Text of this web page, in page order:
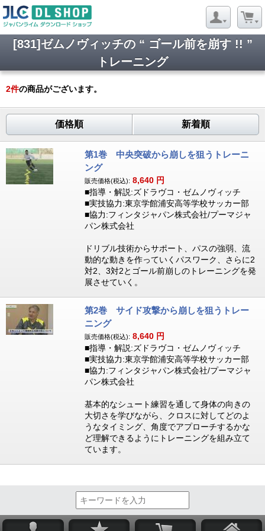
[831]ゼムノヴィッチの “ ゴール前を崩す !! ”
トレーニング
2件の商品がございます。
価格順 新着順
第1巻 中央突破から崩しを狙うトレーニ
ング
販売価格(税込): 8,640 円
■指導・解説:ズドラヴコ・ゼムノヴィッチ
■実技協力:東京学館浦安高等学校サッカー部
■協力:フィンタジャパン株式会社/プーマジャ
パン株式会社
ドリブル技術からサポート、パスの強弱、流
動的な動きを作っていくパスワーク、さらに2
対2、3対2とゴール前崩しのトレーニングを発
展させていく。
第2巻 サイド攻撃から崩しを狙うトレー
ニング
販売価格(税込): 8,640 円
■指導・解説:ズドラヴコ・ゼムノヴィッチ
■実技協力:東京学館浦安高等学校サッカー部
■協力:フィンタジャパン株式会社/プーマジャ
パン株式会社
基本的なシュート練習を通して身体の向きの
大切さを学びながら、クロスに対してどのよ
うなタイミング、角度でアプローチするかな
ど理解できるようにトレーニングを組み立て
ています。